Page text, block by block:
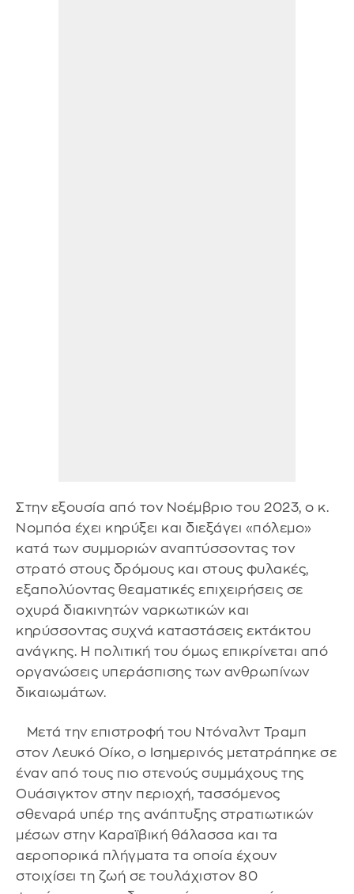
Στην εξουσία από τον Νοέμβριο του 2023, ο κ.
Νομπόα έχει κηρύξει και διεξάγει «πόλεμο»
κατά των συμμοριών αναπτύσσοντας τον
στρατό στους δρόμους και στους φυλακές,
εξαπολύοντας θεαματικές επιχειρήσεις σε
οχυρά διακινητών ναρκωτικών και
κηρύσσοντας συχνά καταστάσεις εκτάκτου
ανάγκης. Η πολιτική του όμως επικρίνεται από
οργανώσεις υπεράσπισης των ανθρωπίνων
δικαιωμάτων.
Μετά την επιστροφή του Ντόναλντ Τραμπ
στον Λευκό Οίκο, ο Ισημερινός μετατράπηκε σε
έναν από τους πιο στενούς συμμάχους της
Ουάσιγκτον στην περιοχή, τασσόμενος
σθεναρά υπέρ της ανάπτυξης στρατιωτικών
μέσων στην Καραϊβική θάλασσα και τα
αεροπορικά πλήγματα τα οποία έχουν
στοιχίσει τη ζωή σε τουλάχιστον 80